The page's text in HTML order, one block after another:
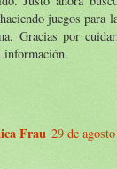
juegos para
Gracias por
información.
Frau 29 de